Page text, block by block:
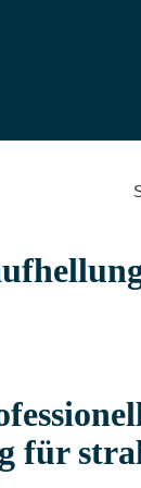
für